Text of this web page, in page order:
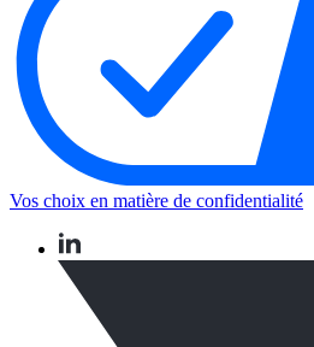
Vos choix en matière de confidentialité